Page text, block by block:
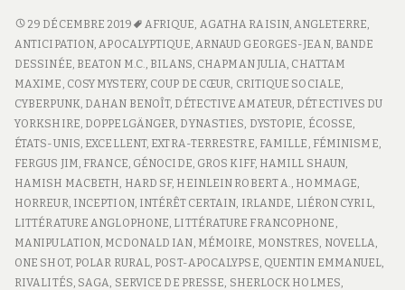
BILAN
DE
FEIGNASSE
–
2019
29 DÉCEMBRE 2019 AFRIQUE AGATHA RAISIN, ANGLETERRE
ANTICIPATION APOCALYPTIQUE ARNAUD GEORGES-JEAN, BANDE
DESSINÉE BEATON M.C. BILANS CHAPMAN JULIA CHATTAM
MAXIME COSY MYSTERY, COUP DE CŒUR CRITIQUE SOCIALE
CYBERPUNK DAHAN BENOÎT, DÉTECTIVE AMATEUR DÉTECTIVES DU
YORKSHIRE DOPPELGÄNGER DYNASTIES DYSTOPIE ÉCOSSE
ÉTATS-UNIS EXCELLENT, EXTRA-TERRESTRE FAMILLE FÉMINISME
FERGUS JIM FRANCE GÉNOCIDE GROS KIFF, HAMILL SHAUN
HAMISH MACBETH HARD SF, HEINLEIN ROBERT A. HOMMAGE
HORREUR INCEPTION, INTÉRÊT CERTAIN IRLANDE LIÉRON CYRIL,
LITTÉRATURE ANGLOPHONE LITTÉRATURE FRANCOPHONE
MANIPULATION MCDONALD IAN MÉMOIRE MONSTRES NOVELLA
ONE SHOT, POLAR RURAL POST-APOCALYPSE QUENTIN EMMANUEL
RIVALITÉS SAGA SERVICE DE PRESSE SHERLOCK HOLMES